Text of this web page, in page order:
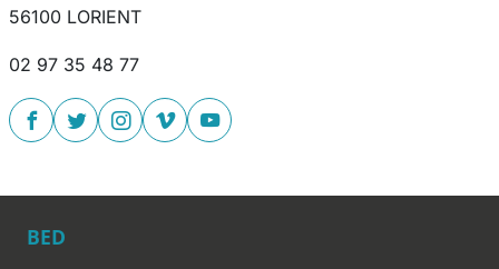
56100 LORIENT
02 97 35 48 77
BED